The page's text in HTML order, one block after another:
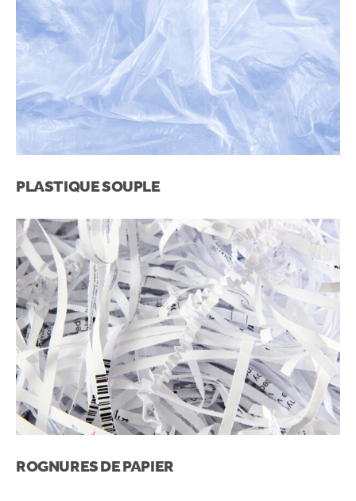
PLASTIQUE SOUPLE
ROGNURES DE PAPIER